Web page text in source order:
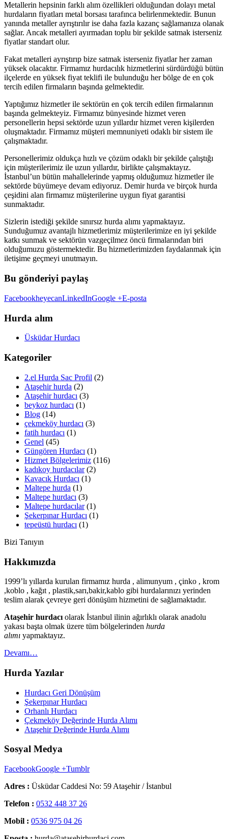
Metallerin hepsinin farklı alım özellikleri olduğundan dolayı metal
hurdaların fiyatları metal borsası tarafınca belirlenmektedir. Bunun
yanında metaller ayrıştırılır ise daha fazla kazanç sağlamanıza olanak
sağlar. Ancak metalleri ayırmadan toplu bir şekilde satmak isterseniz
fiyatlar standart olur.
Fakat metalleri ayrıştırıp bize satmak isterseniz fiyatlar her zaman
yüksek olacaktır. Firmamız hurdacılık hizmetlerini sürdürdüğü bütün
ilçelerde en yüksek fiyat teklifi ile bulunduğu her bölge de en çok
tercih edilen firmaların başında gelmektedir.
Yaptığımız hizmetler ile sektörün en çok tercih edilen firmalarının
başında gelmekteyiz. Firmamız bünyesinde hizmet veren
personellerin hepsi sektörde uzun yıllardır hizmet veren kişilerden
oluşmaktadır. Firmamız müşteri memnuniyeti odaklı bir sistem ile
çalışmaktadır.
Personellerimiz oldukça hızlı ve çözüm odaklı bir şekilde çalıştığı
için müşterilerimiz ile uzun yıllardır, birlikte çalışmaktayız.
İstanbul’un bütün mahallelerinde yapmış olduğumuz hizmetler ile
sektörde büyümeye devam ediyoruz. Demir hurda ve birçok hurda
çeşidini alan firmamız müşterilerine uygun fiyat garantisi
sunmaktadır.
Sizlerin istediği şekilde sınırsız hurda alımı yapmaktayız.
Sunduğumuz avantajlı hizmetlerimiz müşterilerimize en iyi şekilde
katkı sunmak ve sektörün vazgeçilmez öncü firmalarından biri
olduğumuzu göstermektedir. Bu hizmetlerimizden faydalanmak için
iletişime geçmeyi unutmayın.
Bu gönderiyi paylaş
FacebookheyecanLinkedInGoogle +E-posta
Hurda alım
Üsküdar Hurdacı
Kategoriler
2.el Hurda Sac Profil (2)
Ataşehir hurda (2)
Ataşehir hurdacı (3)
beykoz hurdacı (1)
Blog (14)
çekmeköy hurdacı (3)
fatih hurdacı (1)
Genel (45)
Güngören Hurdacı (1)
Hizmet Bölgelerimiz (116)
kadıkoy hurdacılar(2)
Kavacık Hurdacı (1)
Maltepe hurda (1)
Maltepe hurdacı (3)
Maltepe hurdacılar(1)
Şekerpınar Hurdacı (1)
tepeüstü hurdacı (1)
Bizi Tanıyın
Hakkımızda
1999’lı yıllarda kurulan firmamız hurda , alimunyum , çinko , krom
,koblo , kağıt , plastik,sarı,bakir,kablo gibi hurdalarınızı yerinden
teslim alarak çevreye geri dönüşüm hizmetini de sağlamaktadır.
Ataşehir hurdacı olarak İstanbul ilinin ağırlıklı olarak anadolu
yakası başta olmak üzere tüm bölgelerinden hurda
alımı yapmaktayız.
Devamı…
Hurda Yazılar
Hurdacı Geri Dönüşüm
Şekerpınar Hurdacı
Orhanlı Hurdacı
Çekmeköy Değerinde Hurda Alımı
Ataşehir Değerinde Hurda Alımı
Sosyal Medya
FacebookGoogle +Tumblr
Adres : Üsküdar Caddesi No: 59 Ataşehir / İstanbul
Telefon : 0532 448 37 26
Mobil : 0536 975 04 26